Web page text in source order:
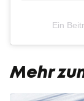
Ein
Mehr